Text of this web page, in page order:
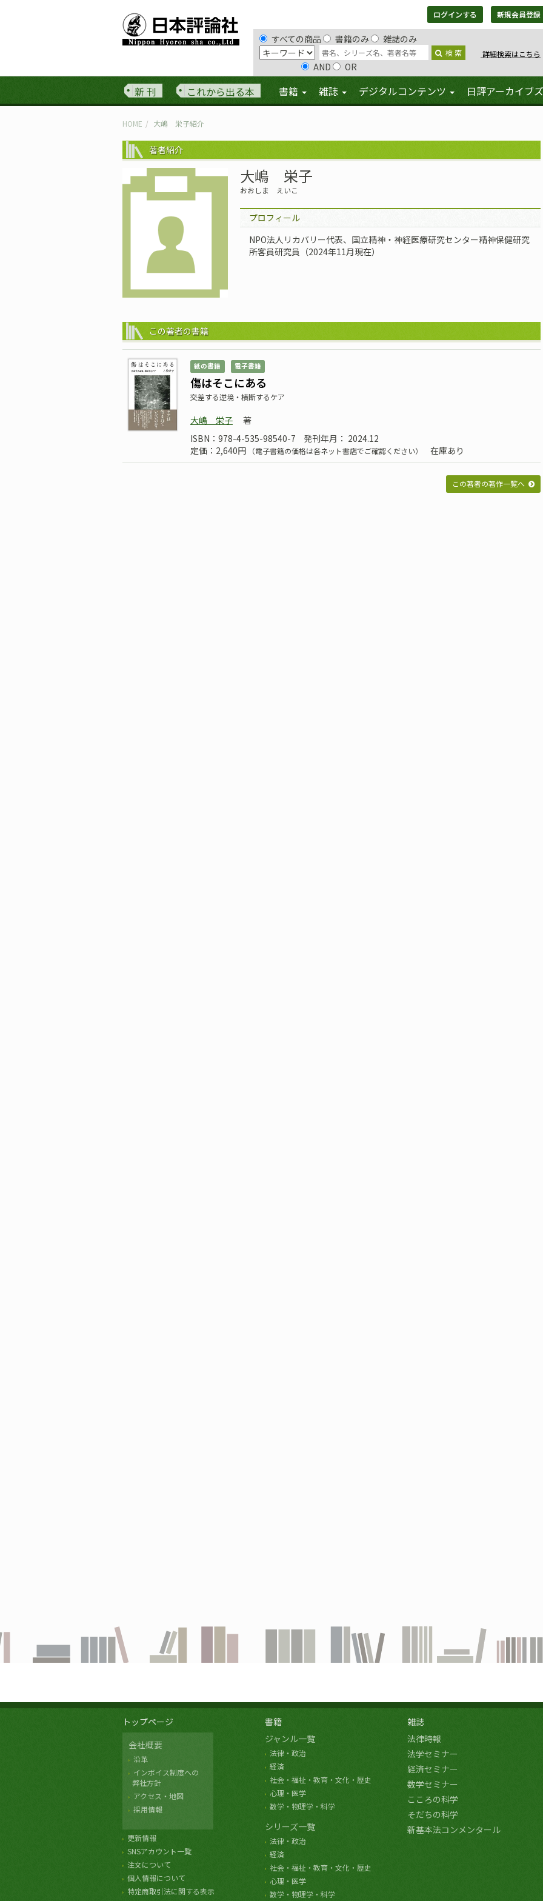
ログインする 新規会員登録
すべての商品 書籍のみ 雑誌のみ
検 索 詳細検索はこちら
AND OR
新 刊 これから出る本 書籍 雑誌 デジタルコンテンツ 日評アーカイブズ
HOME 大嶋 栄子紹介
著者紹介
大嶋 栄子
おおしま えいこ
プロフィール
NPO法人リカバリー代表、国立精神・神経医療研究センター精神保健研究
所客員研究員（2024年11月現在）
この著者の書籍
紙の書籍 電子書籍
傷はそこにある
交差する逆境・横断するケア
大嶋 栄子
著
ISBN：978-4-535-98540-7
発刊年月： 2024.12
定価：2,640円
（電子書籍の価格は各ネット書店でご確認ください） 在庫あり
この著者の著作一覧へ
トップページ
会社概要
沿革
インボイス制度への
弊社方針
アクセス・地図
採用情報
更新情報
SNSアカウント一覧
注文について
個人情報について
特定商取引法に関する表示
書籍
ジャンル一覧
法律・政治
経済
社会・福祉・教育・文化・歴史
心理・医学
数学・物理学・科学
シリーズ一覧
法律・政治
経済
社会・福祉・教育・文化・歴史
心理・医学
数学・物理学・科学
雑誌
法律時報
法学セミナー
経済セミナー
数学セミナー
こころの科学
そだちの科学
新基本法コンメンタール